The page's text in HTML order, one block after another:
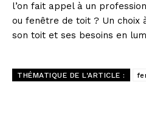
l’on fait appel à un
ou fenêtre de toit ? Un choix
son toit et ses besoins en
THÉMATIQUE DE L'ARTICLE :